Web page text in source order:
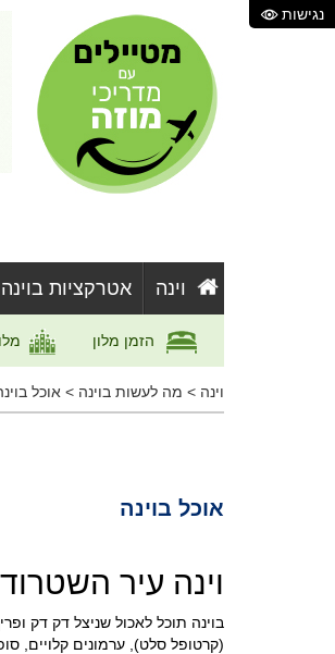
וינה אטרקציות בוינה
הזמן מלון
וינה > מה לעשות בוינה > אוכל
אוכל בוינה
וינה עיר
בוינה תוכל לאכול שניצל דק דק
(קרטופל סלט), ערמונים קלויים,
נגישות